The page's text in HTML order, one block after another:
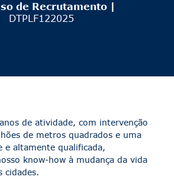
de Recrutamento |
DTPLF122025
de atividade, com intervenção
de metros quadrados e uma
e altamente qualificada,
know-how à mudança da vida
cidades.